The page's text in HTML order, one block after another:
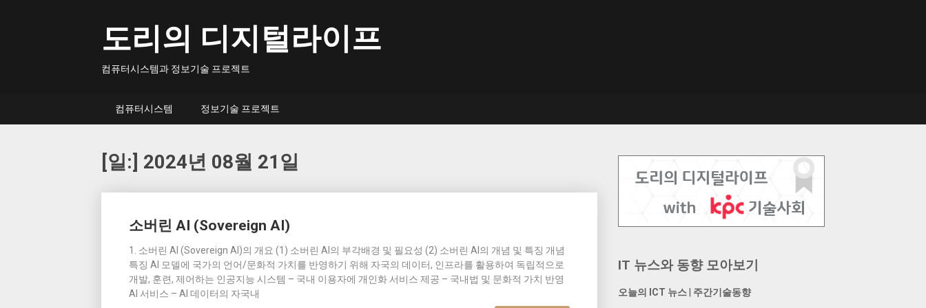
도리의 디지털라이프
컴퓨터시스템과 정보기술 프로젝트
컴퓨터시스템 정보기술 프로젝트
[일:] 2024년 08월 21일
소버린 AI (Sovereign AI)
1. 소버린 AI (Sovereign AI)의 개요 (1) 소버린 AI의 부각배경 및 필요성 (2) 소버린 AI의 개념 및 특징 개념
특징 AI 모델에 국가의 언어/문화적 가치를 반영하기 위해 자국의 데이터, 인프라를 활용하여 독립적으로
개발, 훈련, 제어하는 인공지능 시스템 – 국내 이용자에 개인화 서비스 제공 – 국내법 및 문화적 가치 반영
AI 서비스 – AI 데이터의 자국내
navigation
IT 뉴스와 동향 모아보기
오늘의 ICT 뉴스 주간기술동향